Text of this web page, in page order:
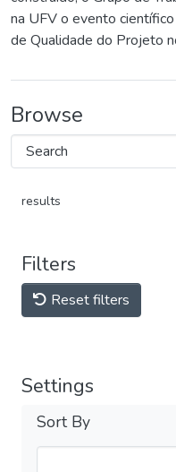
na UFV o evento
de Qualidade do Projeto
Browse
results
Filters
Reset filters
Settings
Sort By